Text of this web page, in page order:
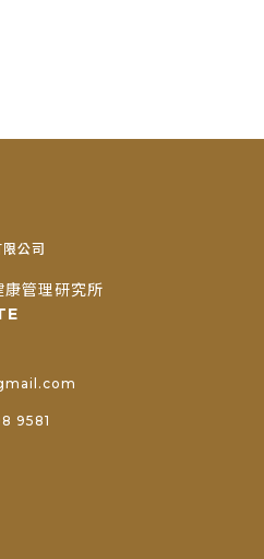
公司
康管理研究所
9581